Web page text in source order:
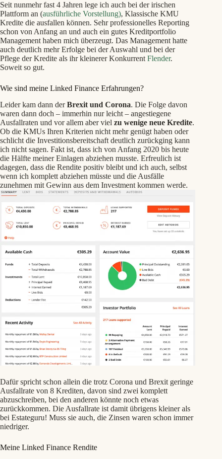
Seit nunmehr fast 4 Jahren lege ich auch bei der irischen
Plattform an (ausführliche Vorstellung), Klassische KMU
Kredite die ausfallen können. Sehr professionelles Reporting
schon von Anfang an und auch ein gutes Kreditportfolio
Management haben mich überzeugt. Das Management hatte
auch deutlich mehr Erfolge bei der Auswahl und bei der
Pflege der Kredite als ihr kleinerer Konkurrent Flender.
Soweit so gut.
Wie sind meine Linked Finance Erfahrungen?
Leider kam dann derBrexit und Corona. Die Folge davon
waren dann doch – immerhin nur leicht – angestiegene
Ausfallraten und vor allem aber viel zu wenige neue Kredite.
Ob die KMUs Ihren Kriterien nicht mehr genügt haben oder
schlicht die Investitionsbereitschaft deutlich zurückging kann
ich nicht sagen. Fakt ist, dass ich von Anfang 2020 bis heute
die Hälfte meiner Einlagen abziehen musste. Erfreulich ist
dagegen, dass die Rendite positiv bleibt und ich auch, selbst
wenn ich komplett abziehen müsste und die Ausfälle
zunehmen mit Gewinn aus dem Investment kommen werde.
Dafür spricht schon allein die trotz Corona und Brexit geringe
Ausfallrate von 8 Krediten, davon sind zwei komplett
abzuschreiben, bei den anderen könnte noch etwas
zurückkommen. Die Ausfallrate ist damit übrigens kleiner als
bei Estateguru! Muss sie auch, die Zinsen waren schon immer
niedriger.
Meine Linked Finance Rendite